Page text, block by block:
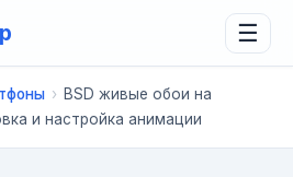
☰
› BSD живые обои на
и настройка анимации